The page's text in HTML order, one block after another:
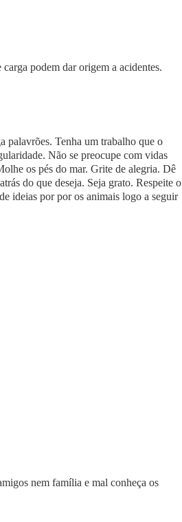
podem dar origem a acidentes.
palavrões. Tenha um trabalho que o
Não se preocupe com vidas
os pés do mar. Grite de alegria. Dê
do que deseja. Seja grato. Respeite o
ideias por por os animais logo a seguir
nem família e mal conheça os